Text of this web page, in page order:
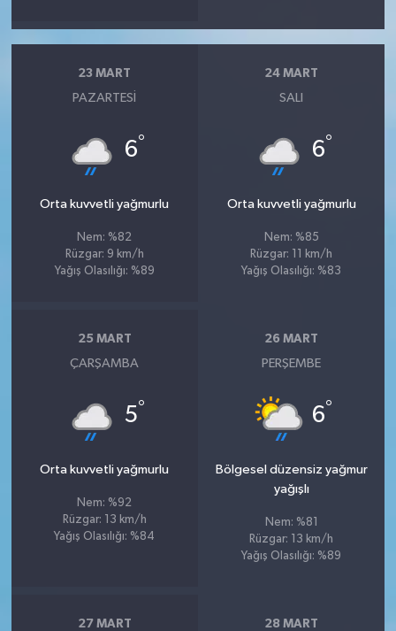
23 MART
PAZARTESI
6°
Orta kuvvetli yağmurlu
Nem: %82
Rüzgar: 9 km/h
Yağış Olasılığı: %89
24 MART
SALI
6°
Orta kuvvetli yağmurlu
Nem: %85
Rüzgar: 11 km/h
Yağış Olasılığı: %83
25 MART
ÇARŞAMBA
5°
Orta kuvvetli yağmurlu
Nem: %92
Rüzgar: 13 km/h
Yağış Olasılığı: %84
26 MART
PERŞEMBE
6°
Bölgesel düzensiz yağmur
yağışlı
Nem: %81
Rüzgar: 13 km/h
Yağış Olasılığı: %89
27 MART 28 MART